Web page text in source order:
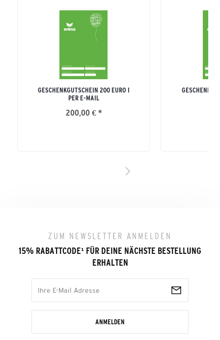
GESCHENKGUTSCHEIN 200 EURO I
PER E-MAIL
200,00 € *
ZUM NEWSLETTER ANMELDEN
15% RABATTCODE¹ FÜR DEINE NÄCHSTE BESTELLUNG
ERHALTEN
ANMELDEN